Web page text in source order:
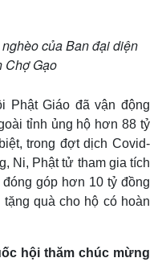
của Ban đại diện
Chợ Gạo
Phật Giáo đã vận động
tỉnh ủng hộ hơn 88 tỷ
trong đợt dịch Covid-
Ni, Phật tử tham gia tích
góp hơn 10 tỷ đồng
quà cho hộ có hoàn
hội thăm chúc mừng